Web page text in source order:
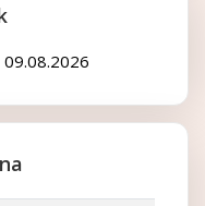
09.08.2026